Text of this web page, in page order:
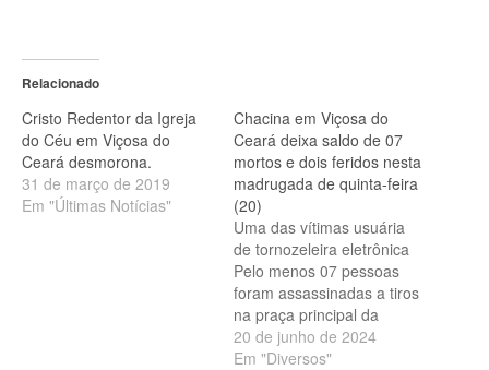
Relacionado
Cristo Redentor da Igreja
do Céu em Viçosa do
Ceará desmorona.
31 de março de 2019
Em "Últimas Notícias"
Chacina em Viçosa do
Ceará deixa saldo de 07
mortos e dois feridos nesta
madrugada de quinta-feira
(20)
Uma das vítimas usuária
de tornozeleira eletrônica
Pelo menos 07 pessoas
foram assassinadas a tiros
na praça principal da
cidade de Viçosa do Ceará
nesta madrugada de
20 de junho de 2024
Em "Diversos"